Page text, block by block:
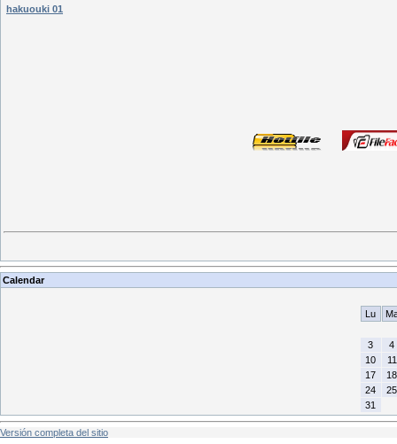
hakuouki 01
Calendar
Lu
3
4
10
11
17
18
24
25
31
Versión completa del sitio